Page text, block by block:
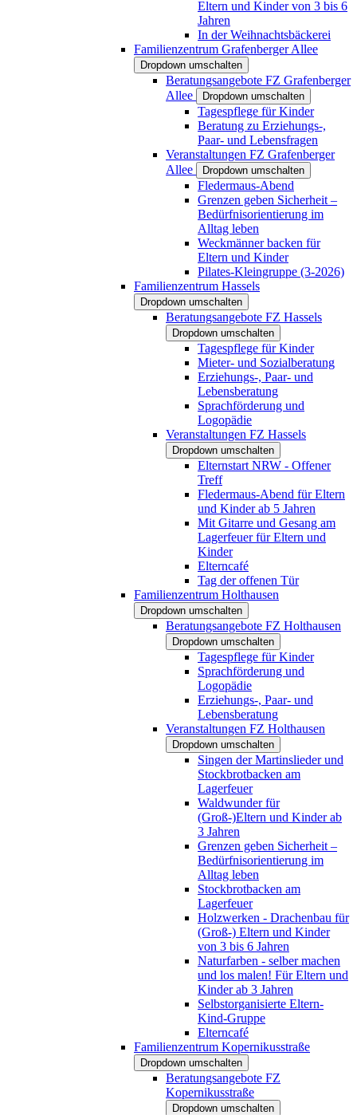
Eltern und Kinder von 3 bis 6
Jahren
In der Weihnachtsbäckerei
Familienzentrum Grafenberger Allee
Dropdown umschalten
Beratungsangebote FZ Grafenberger
Allee
Dropdown umschalten
Tagespflege für Kinder
Beratung zu Erziehungs-,
Paar- und Lebensfragen
Veranstaltungen FZ Grafenberger
Allee
Dropdown umschalten
Fledermaus-Abend
Grenzen geben Sicherheit –
Bedürfnisorientierung im
Alltag leben
Weckmänner backen für
Eltern und Kinder
Pilates-Kleingruppe (3-2026)
Familienzentrum Hassels
Dropdown umschalten
Beratungsangebote FZ Hassels
Dropdown umschalten
Tagespflege für Kinder
Mieter- und Sozialberatung
Erziehungs-, Paar- und
Lebensberatung
Sprachförderung und
Logopädie
Veranstaltungen FZ Hassels
Dropdown umschalten
Elternstart NRW - Offener
Treff
Fledermaus-Abend für Eltern
und Kinder ab 5 Jahren
Mit Gitarre und Gesang am
Lagerfeuer für Eltern und
Kinder
Elterncafé
Tag der offenen Tür
Familienzentrum Holthausen
Dropdown umschalten
Beratungsangebote FZ Holthausen
Dropdown umschalten
Tagespflege für Kinder
Sprachförderung und
Logopädie
Erziehungs-, Paar- und
Lebensberatung
Veranstaltungen FZ Holthausen
Dropdown umschalten
Singen der Martinslieder und
Stockbrotbacken am
Lagerfeuer
Waldwunder für
(Groß-)Eltern und Kinder ab
3 Jahren
Grenzen geben Sicherheit –
Bedürfnisorientierung im
Alltag leben
Stockbrotbacken am
Lagerfeuer
Holzwerken - Drachenbau für
(Groß-) Eltern und Kinder
von 3 bis 6 Jahren
Naturfarben - selber machen
und los malen! Für Eltern und
Kinder ab 3 Jahren
Selbstorganisierte Eltern-
Kind-Gruppe
Elterncafé
Familienzentrum Kopernikusstraße
Dropdown umschalten
Beratungsangebote FZ
Kopernikusstraße
Dropdown umschalten